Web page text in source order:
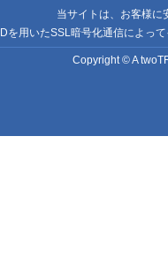
当サイトは、お客様に
を用いたSSL暗号化通信によっ
Copyright © A